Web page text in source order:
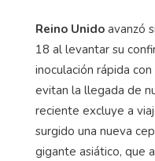
Reino Unido avanzó
18 al levantar su
inoculación rápida
evitan la llegada de
reciente excluye a
surgido una nueva
gigante asiático, que